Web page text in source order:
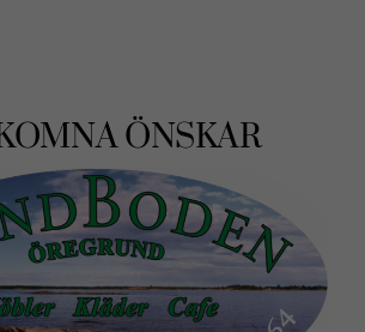
ÖNSKAR